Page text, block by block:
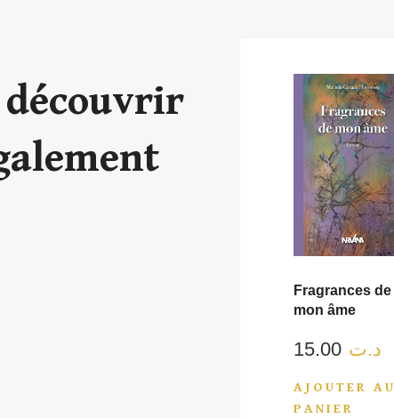
Fragrances de
mon âme
د.ت
AJOUTER AU
PANIER